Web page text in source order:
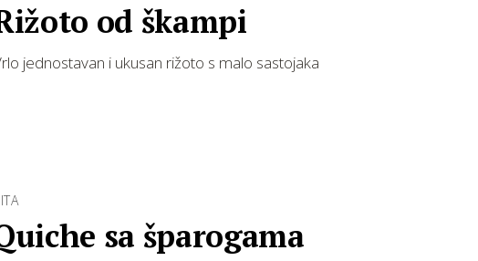
od škampi
jednostavan i ukusan rižoto s malo sastojaka
sa šparogama